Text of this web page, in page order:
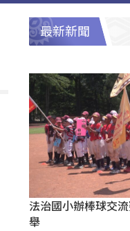
最新新聞
法治國小辦棒球交
舉